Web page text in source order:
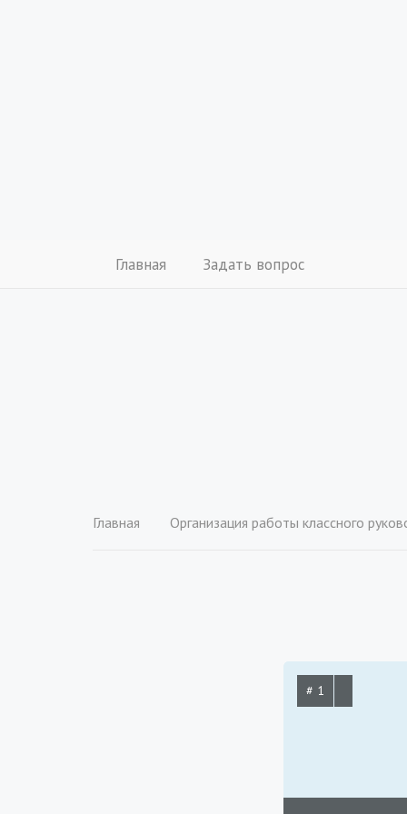
Главная Задать вопрос
Главная Организация работы классного руководителя (куратора) в
# 1